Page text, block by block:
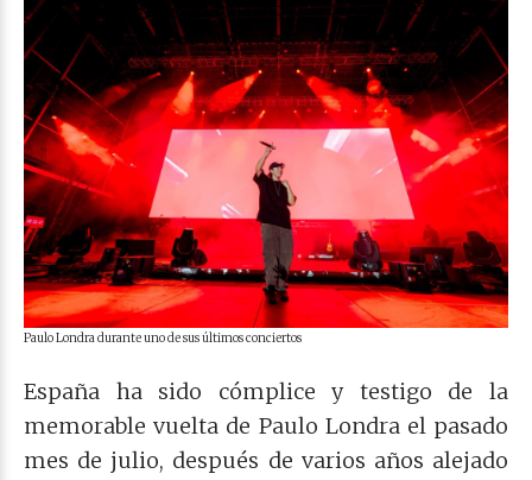
Paulo Londra durante uno de sus últimos conciertos
España ha sido cómplice y testigo de la
memorable vuelta de Paulo Londra el pasado
mes de julio, después de varios años alejado